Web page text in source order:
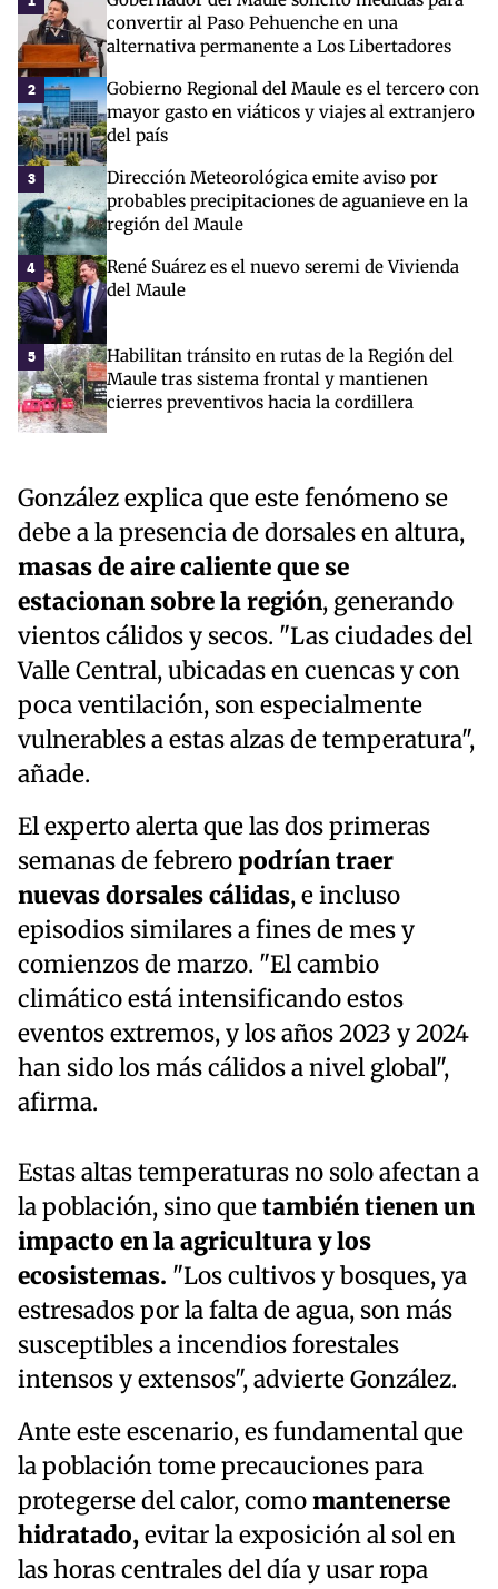
convertir al Paso Pehuenche en una
alternativa permanente a Los Libertadores
2
Gobierno Regional del Maule es el tercero con
mayor gasto en viáticos y viajes al extranjero
del país
3
Dirección Meteorológica emite aviso por
probables precipitaciones de aguanieve en la
región del Maule
4
René Suárez es el nuevo seremi de Vivienda
del Maule
5
Habilitan tránsito en rutas de la Región del
Maule tras sistema frontal y mantienen
cierres preventivos hacia la cordillera
González explica que este fenómeno se
debe a la presencia de dorsales en altura,
masas de aire caliente que se
estacionan sobre la región, generando
vientos cálidos y secos. "Las ciudades del
Valle Central, ubicadas en cuencas y con
poca ventilación, son especialmente
vulnerables a estas alzas de temperatura",
añade.
El experto alerta que las dos primeras
semanas de febreropodrían traer
nuevas dorsales cálidas, e incluso
episodios similares a fines de mes y
comienzos de marzo. "El cambio
climático está intensificando estos
eventos extremos, y los años 2023 y 2024
han sido los más cálidos a nivel global",
afirma.
Estas altas temperaturas no solo afectan a
la población, sino quetambién tienen un
impacto en la agricultura y los
ecosistemas. "Los cultivos y bosques, ya
estresados por la falta de agua, son más
susceptibles a incendios forestales
intensos y extensos", advierte González.
Ante este escenario, es fundamental que
la población tome precauciones para
protegerse del calor, comomantenerse
hidratado,evitar la exposición al sol en
las horas centrales del día y usar ropa